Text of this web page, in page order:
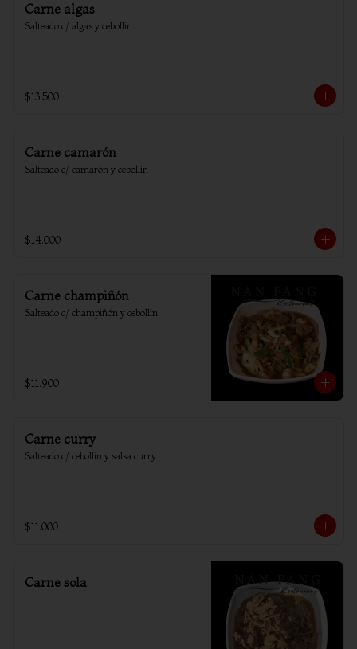
Carne algas
Salteado c/ algas y cebollin
$13.500
Carne camarón
Salteado c/ camarón y cebollín
$14.000
Carne champiñón
Salteado c/ champiñón y cebollín
$11.900
Carne curry
Salteado c/ cebollin y salsa curry
$11.000
Carne sola